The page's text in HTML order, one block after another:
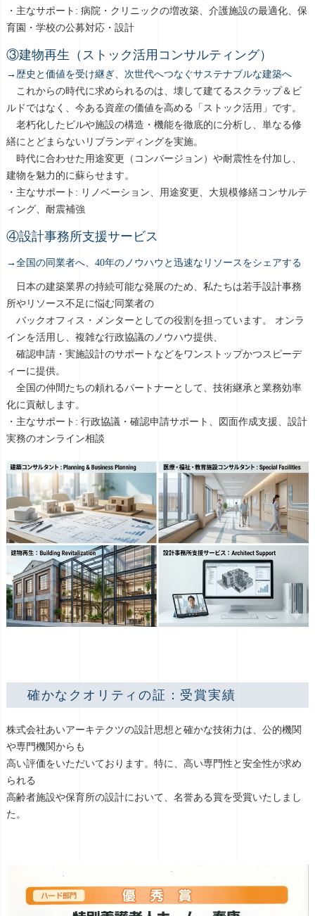
・主なサポート: 病院・クリニックの増改築、介護施設の最適化、保
育園・学校の公募対応・設計
③建物再生（ストック活用コンサルティング）
→歴史と価値を受け継ぎ、次世代へつなぐサステナブルな建築へ
これからの時代に求められるのは、壊して建てるスクラップ＆ビ
ルドではなく、今ある資産の価値を高める「ストック活用」です。
老朽化したビルや施設の構造・機能を徹底的に分析し、単なる修
繕にとどまらないリブランディングを実施。
時代に合わせた用途変更（コンバージョン）や耐震性を付加し、
建物を魅力的に蘇らせます。
・主なサポート: リノベーション、用途変更、大規模修繕コンサルテ
ィング、耐震補強
④設計事務所支援サービス
→全国の同業者へ、40年のノウハウと迅速なリソースをシェアする
日本の建築業界の持続可能な発展のため、私たちは若手設計事務
所やリソース不足に悩む同業者の
バックオフィス・メンターとしての役割を担っています。 オンラ
インを活用し、複雑な行政協議のノウハウ提供、
確認申請・実施設計のサポートなどをワンストップかつスピーデ
ィーに提供。
全国の仲間たちの頼れるパートナーとして、技術継承と業務効率
化に貢献します。
・主なサポート: 行政協議・確認申請サポート、図面作成支援、設計
実務のオンライン相談
確かなクオリティの証：受賞実績
株式会社あいアーキテクツの設計思想と確かな技術力は、公的機関
や専門機関からも
高い評価をいただいております。特に、高い専門性と安全性が求め
られる
高齢者施設や保育所の設計において、名誉ある賞を受賞いたしまし
た。